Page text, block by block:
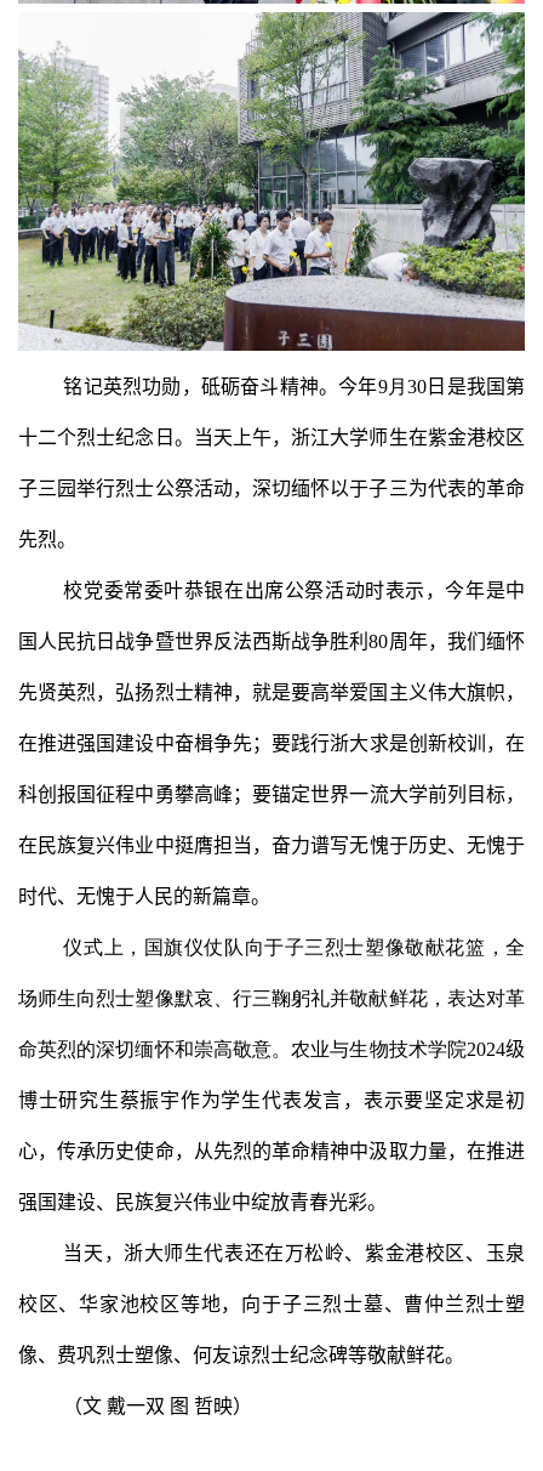
铭记英烈功勋，砥砺奋斗精神。今年9月30 日 是我国第
十二个烈士纪念日。当天上午，浙江大学师生在紫金港校区
子三园举行烈士公祭活动，深切缅怀以于子三为代表的革命
先烈。
校党委常委叶恭银在出席公祭活动时表示，今年是中
国人民抗日战争暨世界反法西斯战争胜利80周年，我们缅怀
先贤英烈，弘扬烈士精神，就是要高举爱国主义伟大旗帜，
在推进强国建设中奋楫争先； 要践行浙大求是创新校训，在
科创报国征程中勇攀高峰 ； 要锚定世界一流大学前列目标，
在民族复兴伟业中挺膺担当 ，奋力谱写无愧于历史、无愧于
时代、无愧于人民的新篇章。
仪式上，国旗仪仗队向于子三烈士塑像敬献花篮，全
场师生向烈士塑像默哀、行三鞠躬礼并敬献鲜花，表达对革
命英烈的深切缅怀和崇高敬意。农业与生物技术学院2024级
博士研究生蔡振宇作为学生代表发言，表示要坚定求是初
心，传承历史使命， 从先烈的革命精神中汲取力量， 在推进
强国建设、民族复兴伟业中绽放青春光彩。
当天 ，浙大师生代表还在万松岭、紫金港校区、玉泉
校区、华家池校区等地，向于子三烈士墓、曹仲兰烈士塑
像、费巩烈士塑像、何友谅烈士纪念碑等敬献鲜花。
（文 戴一双 图 哲映）